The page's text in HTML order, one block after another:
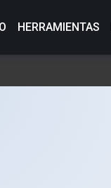
HERRAMIENTAS